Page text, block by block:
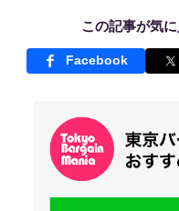
この記事が気
Facebook